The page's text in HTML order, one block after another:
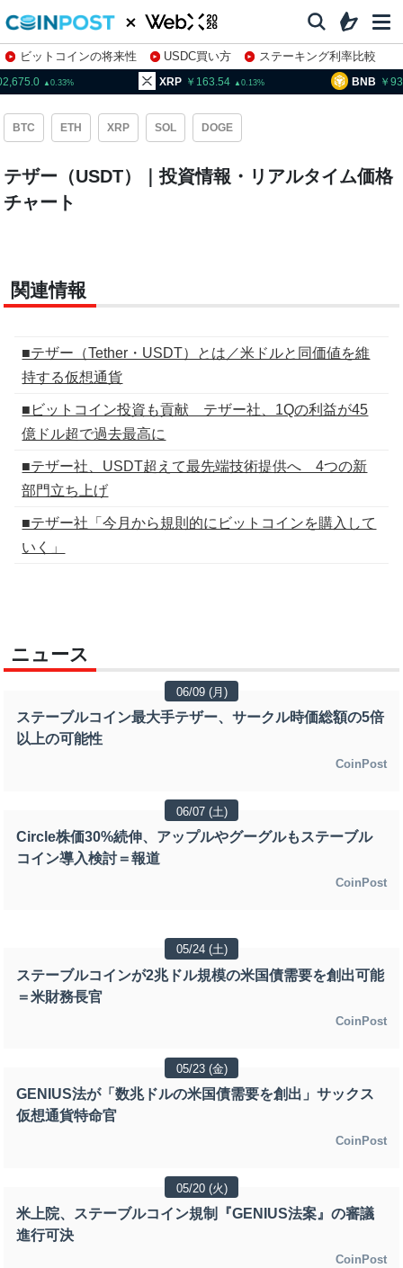
ビットコインの将来性 USDC買い方
ステーキング利率比較
株特集・関連銘柄
0.33 XRP 163.54 0.13 BNB
BTC ETH XRP SOL DOGE
テザー（USDT）｜投資情報・リアルタイム価格
チャート
関連情報
■テザー（Tether・USDT）とは／米ドルと同価値を維
持する仮想通貨
■ビットコイン投資も貢献 テザー社、1Qの利益が45
億ドル超で過去最高に
■テザー社、USDT超えて最先端技術提供へ 4つの新
部門立ち上げ
■テザー社「今月から規則的にビットコインを購入して
いく」
ニュース
06/09 (月)
ステーブルコイン最大手テザー、サークル時価総額の5倍
以上の可能性
CoinPost
06/07 (土)
Circle株価30%続伸、アップルやグーグルもステーブル
コイン導入検討＝報道
CoinPost
05/24 (土)
ステーブルコインが2兆ドル規模の米国債需要を創出可能
＝米財務長官
CoinPost
05/23 (金)
GENIUS法が「数兆ドルの米国債需要を創出」サックス
仮想通貨特命官
CoinPost
05/20 (火)
米上院、ステーブルコイン規制『GENIUS法案』の審議
進行可決
CoinPost